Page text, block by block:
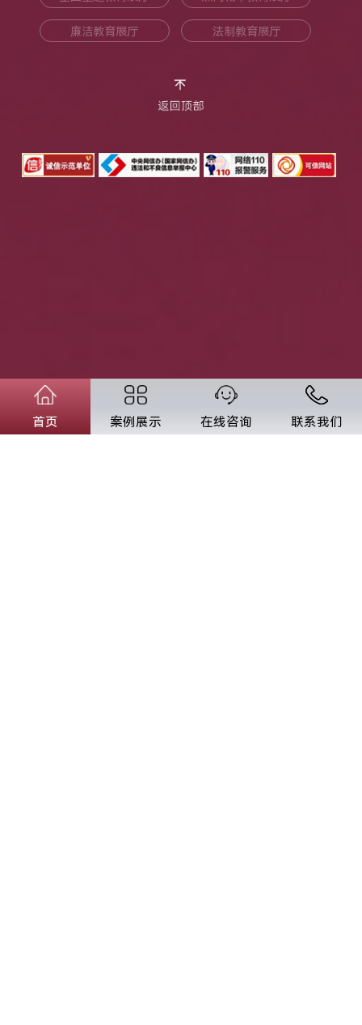
廉洁教育展厅 法制教育展厅
首页 案例展示 在线咨询 联系我们